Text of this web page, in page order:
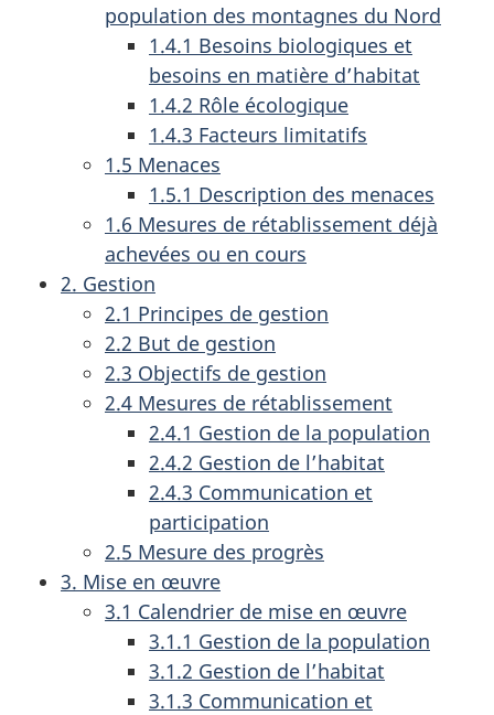
population des montagnes du Nord
1.4.1 Besoins biologiques et
besoins en matière d’habitat
1.4.2 Rôle écologique
1.4.3 Facteurs limitatifs
1.5 Menaces
1.5.1 Description des menaces
1.6 Mesures de rétablissement déjà
achevées ou en cours
2. Gestion
2.1 Principes de gestion
2.2 But de gestion
2.3 Objectifs de gestion
2.4 Mesures de rétablissement
2.4.1 Gestion de la population
2.4.2 Gestion de l’habitat
2.4.3 Communication et
participation
2.5 Mesure des progrès
3. Mise en œuvre
3.1 Calendrier de mise en œuvre
3.1.1 Gestion de la population
3.1.2 Gestion de l’habitat
3.1.3 Communication et